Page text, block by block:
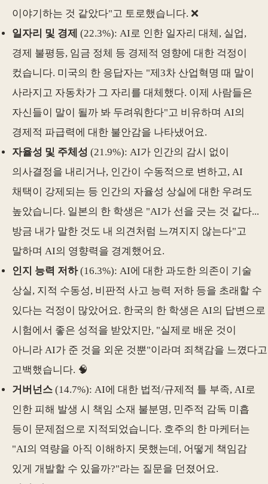
이야기하는 것 같았다"고 토로했습니다. ❌
일자리 및 경제 (22.3%): AI로 인한 일자리 대체, 실업,
경제 불평등, 임금 정체 등 경제적 영향에 대한 걱정이
컸습니다. 미국의 한 응답자는 "제3차 산업혁명 때 말이
사라지고 자동차가 그 자리를 대체했다. 이제 사람들은
자신들이 말이 될까 봐 두려워한다"고 비유하며 AI의
경제적 파급력에 대한 불안감을 나타냈어요.
자율성 및 주체성 (21.9%): AI가 인간의 감시 없이
의사결정을 내리거나, 인간이 수동적으로 변하고, AI
채택이 강제되는 등 인간의 자율성 상실에 대한 우려도
높았습니다. 일본의 한 학생은 "AI가 선을 긋는 것 같다...
방금 내가 말한 것도 내 의견처럼 느껴지지 않는다"고
말하며 AI의 영향력을 경계했어요.
인지 능력 저하(16.3%): AI에 대한 과도한 의존이 기술
상실, 지적 수동성, 비판적 사고 능력 저하 등을 초래할 수
있다는 걱정이 많았어요. 한국의 한 학생은 AI의 답변으로
시험에서 좋은 성적을 받았지만, "실제로 배운 것이
아니라 AI가 준 것을 외운 것뿐"이라며 죄책감을 느꼈다고
고백했습니다. 🧠
거버넌스 (14.7%): AI에 대한 법적/규제적 틀 부족, AI로
인한 피해 발생 시 책임 소재 불분명, 민주적 감독 미흡
등이 문제점으로 지적되었습니다. 호주의 한 마케터는
"AI의 역량을 아직 이해하지 못했는데, 어떻게 책임감
있게 개발할 수 있을까?"라는 질문을 던졌어요.